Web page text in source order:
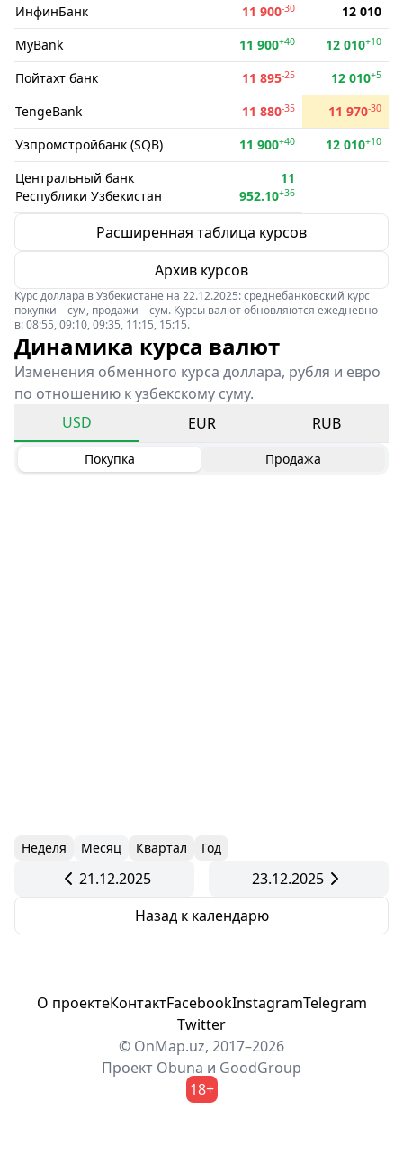
ИнфинБанк
11 900-30
12 010
MyBank
11 900+40 12 010+10
Пойтахт банк 11 895-25 12 010+5
TengeBank 11 880-35 11 970-30
Узпромстройбанк (SQB) 11 900+40 12 010+10
Центральный банк
Республики Узбекистан
11
952.10+36
Расширенная таблица курсов
Архив курсов
Курс доллара в Узбекистане на 22.12.2025: среднебанковский курс
покупки – сум, продажи – сум. Курсы валют обновляются ежедневно
в: 08:55, 09:10, 09:35, 11:15, 15:15.
Динамика курса валют
Изменения обменного курса доллара, рубля и евро
по отношению к узбекскому суму.
USD
EUR RUB
Покупка Продажа
Неделя Месяц Квартал Год
21.12.2025
23.12.2025
Назад к календарю
О проектеКонтактFacebookInstagramTelegram
Twitter
© OnMap.uz, 2017–2026
Проект Obuna и GoodGroup
18+